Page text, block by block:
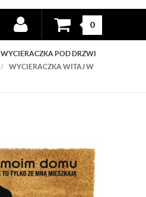
0
WYCIERACZKA POD DRZWI
WYCIERACZKA WITAJ W